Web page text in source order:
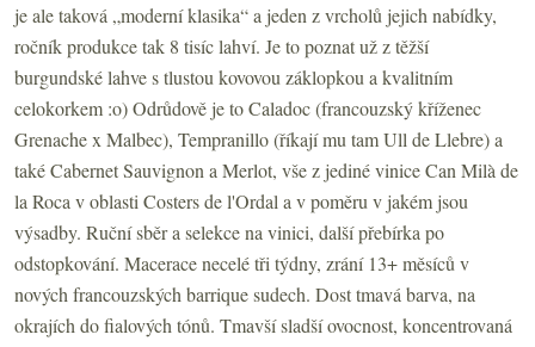
je ale taková „moderní klasika“ a jeden z vrcholů jejich nabídky,
ročník produkce tak 8 tisíc lahví. Je to poznat už z těžší
burgundské lahve s tlustou kovovou záklopkou a kvalitním
celokorkem :o) Odrůdově je to Caladoc (francouzský kříženec
Grenache x Malbec), Tempranillo (říkají mu tam Ull de Llebre) a
také Cabernet Sauvignon a Merlot, vše z jediné vinice Can Milà de
la Roca v oblasti Costers de l'Ordal a v poměru v jakém jsou
výsadby. Ruční sběr a selekce na vinici, další přebírka po
odstopkování. Macerace necelé tři týdny, zrání 13+ měsíců v
nových francouzských barrique sudech. Dost tmavá barva, na
okrajích do fialových tónů. Tmavší sladší ovocnost, koncentrovaná